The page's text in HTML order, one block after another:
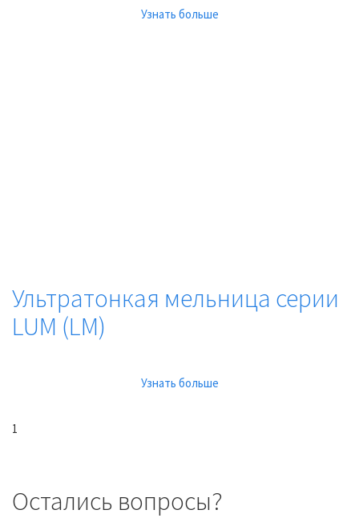
Узнать больше
Ультратонкая мельница серии
LUM (LM)
Узнать больше
1
Остались вопросы?